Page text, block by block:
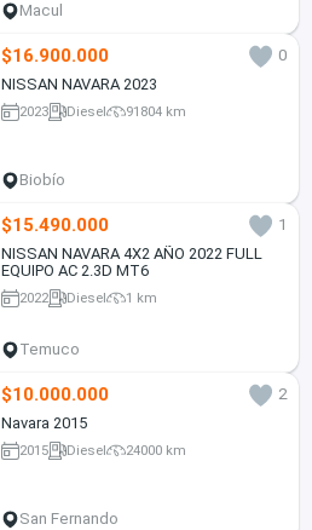
Macul
$16.900.000
0
NISSAN NAVARA 2023
2023 Diesel 91804 km
Biobío
$15.490.000
1
NISSAN NAVARA 4X2 AÑO 2022 FULL
EQUIPO AC 2.3D MT6
2022 Diesel 1 km
Temuco
$10.000.000
2
Navara 2015
2015 Diesel 24000 km
San Fernando